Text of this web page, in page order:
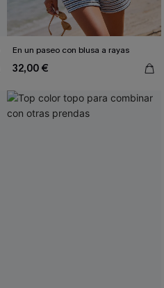
En un paseo con blusa a rayas
32,00 €